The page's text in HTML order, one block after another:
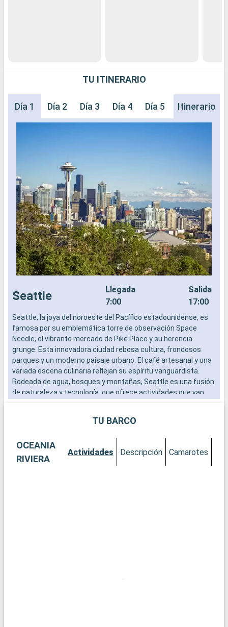
TU ITINERARIO
Día 1 Día 2 Día 3 Día 4 Día 5 Día 6 Día
Itinerario
Seattle
Llegada
7:00
Salida
17:00
Seattle, la joya del noroeste del Pacífico estadounidense, es
famosa por su emblemática torre de observación Space
Needle, el vibrante mercado de Pike Place y su herencia
grunge. Esta innovadora ciudad rebosa cultura, frondosos
parques y un moderno paisaje urbano. El café artesanal y una
variada escena culinaria reflejan su espíritu vanguardista.
Rodeada de agua, bosques y montañas, Seattle es una fusión
de naturaleza y tecnología, que ofrece actividades que van
TU BARCO
OCEANIA
RIVIERA
Actividades Descripción Camarotes